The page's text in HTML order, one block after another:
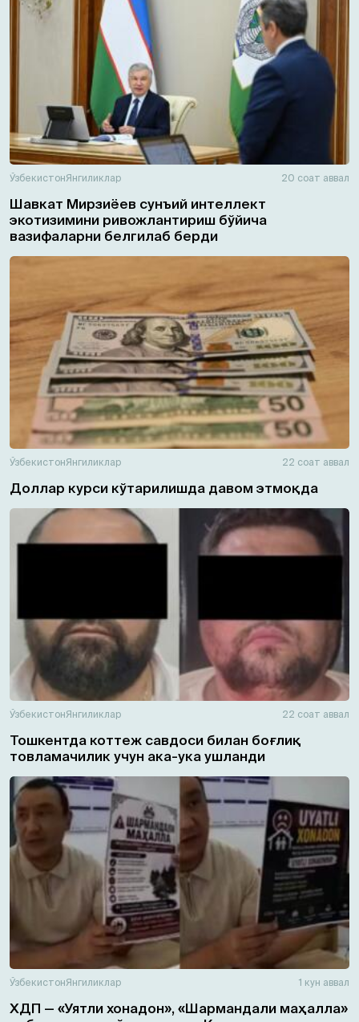
ЎзбекистонЯнгиликлар 20 соат аввал
Шавкат Мирзиёев сунъий интеллект
экотизимини ривожлантириш бўйича
вазифаларни белгилаб берди
ЎзбекистонЯнгиликлар 22 соат аввал
Доллар курси кўтарилишда давом этмоқда
ЎзбекистонЯнгиликлар 22 соат аввал
Тошкентда коттеж савдоси билан боғлиқ
товламачилик учун ака-ука ушланди
ЎзбекистонЯнгиликлар 1 кун аввал
ХДП — «Уятли хонадон», «Шармандали маҳалла»